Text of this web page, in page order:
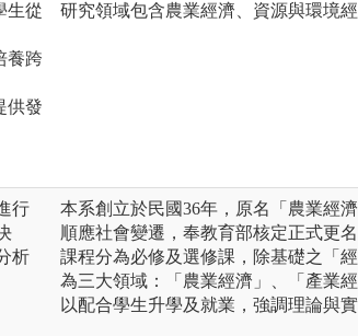
生從
養跨
供發
研究領域包含農業經濟、資源與環境
行
析
本系創立於民國36年，原名「農業經
順應社會變遷，奉教育部核定正式更
課程分為必修及選修課，除基礎之「
為三大領域：「農業經濟」、「產業
以配合學生升學及就業，強調理論與實